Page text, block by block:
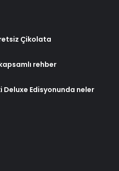
Çikolata
rehber
Deluxe Edisyonunda neler